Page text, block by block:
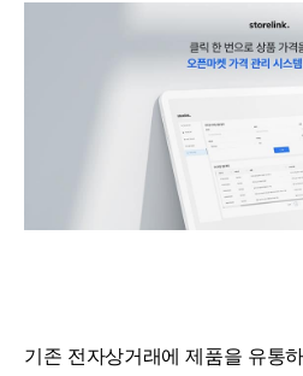
기존 전자상거래에 제품을 유통